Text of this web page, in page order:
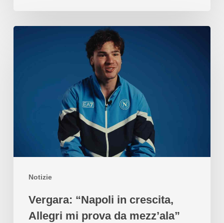
Notizie
Vergara: “Napoli in crescita,
Allegri mi prova da mezz’ala”